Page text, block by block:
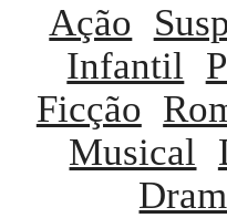
Ação
Infantil
Ficção
Musical